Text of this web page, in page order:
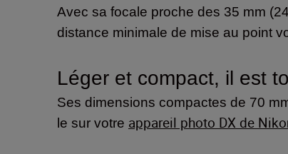
Avec sa focale proche des 35 mm
distance minimale de mise au point
Léger et compact, il est
Ses dimensions compactes de 70
le sur votre appareil photo DX de